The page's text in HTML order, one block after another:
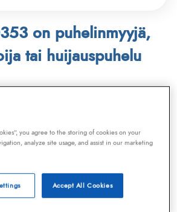
on puhelinmyyjä,
tai huijauspuhelu
ja
telemarkkinoijien numeroita.
automaattisesti, jos kyseessä on
, sähköpostiosoitetai
päivitetään jatkuvasti,
suojan.
you agree to the storing of cookies on your
analyze site usage, and assist in our marketing
Accept All Cookies